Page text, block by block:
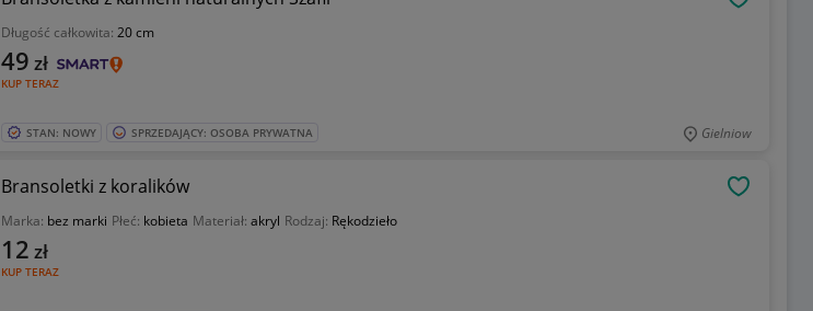
Długość całkowita: 20 cm
KUP TERAZ
49 zł
STAN: NOWY SPRZEDAJĄCY: OSOBA PRYWATNA Gielniow
Bransoletki z koralików
Marka: bez marki Płeć: kobieta Materiał: akryl Rodzaj: Rękodzieło
KUP TERAZ
12 zł